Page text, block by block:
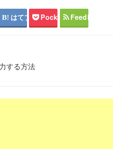
はてブ Pocket Feedly
する方法